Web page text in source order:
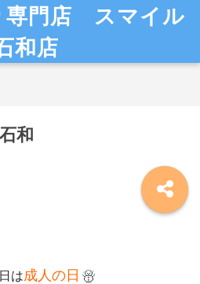
専門店 スマイル
和店
和
は成人の日